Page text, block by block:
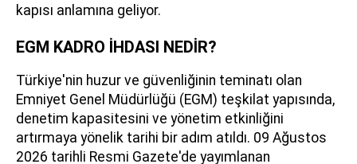
kapısı anlamına geliyor.
EGM KADRO İHDASI NEDİR?
Türkiye'nin huzur ve güvenliğinin teminatı olan
Emniyet Genel Müdürlüğü (EGM) teşkilat yapısında,
denetim kapasitesini ve yönetim etkinliğini
artırmaya yönelik tarihi bir adım atıldı. 09 Ağustos
2026 tarihli Resmi Gazete'de yayımlanan